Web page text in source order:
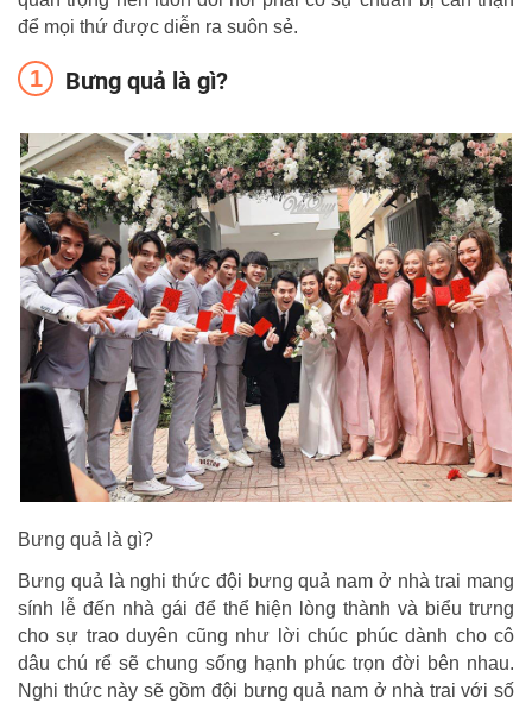
để mọi thứ được diễn ra suôn sẻ.
Bưng quả là gì?
Bưng quả là gì?
Bưng quả là nghi thức đội bưng quả nam ở nhà trai mang
sính lễ đến nhà gái để thể hiện lòng thành và biểu trưng
cho sự trao duyên cũng như lời chúc phúc dành cho cô
dâu chú rể sẽ chung sống hạnh phúc trọn đời bên nhau.
Nghi thức này sẽ gồm đội bưng quả nam ở nhà trai với số